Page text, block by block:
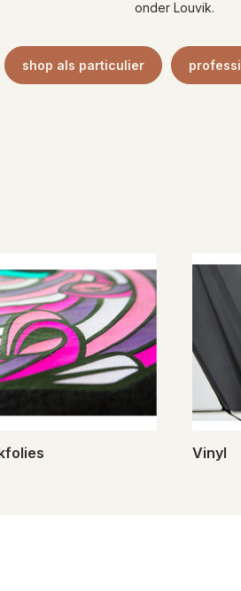
onder Louvik.
shop als particulier
Vinyl